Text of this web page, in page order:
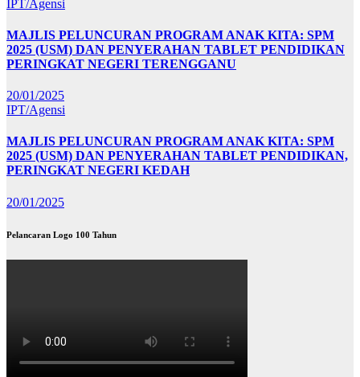
IPT/Agensi
MAJLIS PELUNCURAN PROGRAM ANAK KITA: SPM
2025 (USM) DAN PENYERAHAN TABLET PENDIDIKAN
PERINGKAT NEGERI TERENGGANU
20/01/2025
IPT/Agensi
MAJLIS PELUNCURAN PROGRAM ANAK KITA: SPM
2025 (USM) DAN PENYERAHAN TABLET PENDIDIKAN,
PERINGKAT NEGERI KEDAH
20/01/2025
Pelancaran Logo 100 Tahun